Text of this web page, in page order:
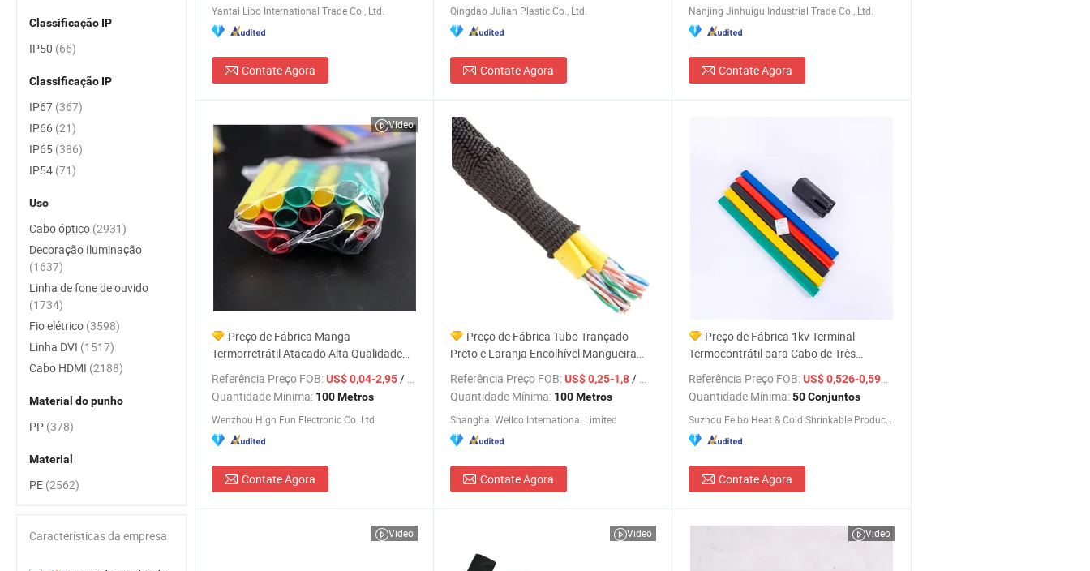
Yantai Libo International Trade Co., Ltd.
Contate Agora
Qingdao Julian Plastic Co., Ltd.
Contate Agora
Nanjing Jinhuigu Industrial Trade Co., Ltd.
Contate Agora
Video
Preço de Fábrica Manga
Termorretrátil Atacado Alta Qualidade
Manga e Tubos Termorretráteis Flexíveis
em PE
Referência Preço FOB:US$ 0,04-2,95/ Metro
Quantidade Mínima: 100 Metros
Wenzhou High Fun Electronic Co. Ltd
Contate Agora
Preço de Fábrica Tubo Trançado
Preto e Laranja Encolhível Mangueira
Manga de Tecido Termorretrátil
Referência Preço FOB:US$ 0,25-1,8/ Metro
Quantidade Mínima: 100 Metros
Shanghai Wellco International Limited
Contate Agora
Preço de Fábrica 1kv Terminal
Termocontrátil para Cabo de Três
Núcleos Acessórios de Terminal
Termocontrátil Mangueira de Isolamento
para Fios
Referência Preço FOB:US$ 0,526-0,596 / Conjunto
Quantidade Mínima:50 Conjuntos
Suzhou Feibo Heat & Cold Shrinkable Products Co., Ltd.
Contate Agora
Video Video Video
Classificação IP
IP50 (66)
Classificação IP
IP67 (367)
IP66 (21)
IP65 (386)
IP54 (71)
Uso
Cabo óptico (2931)
Decoração Iluminação
(1637)
Linha de fone de ouvido
(1734)
Fio elétrico (3598)
Linha DVI (1517)
Cabo HDMI (2188)
Material do punho
PP (378)
Material
PE (2562)
Características da empresa